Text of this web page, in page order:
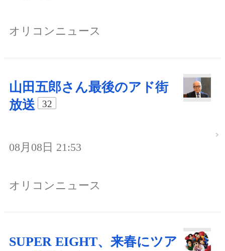
オリコンニュース
山田五郎さん最後のアド街
放送
32
08月08日 21:53
オリコンニュース
SUPER EIGHT、来春にツア